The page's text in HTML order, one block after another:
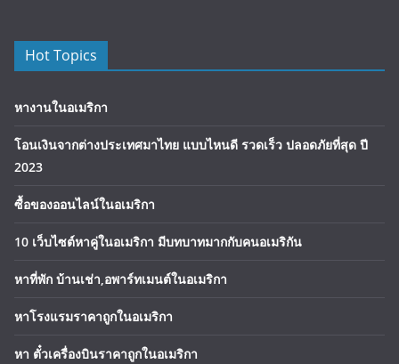
Hot Topics
หางานในอเมริกา
โอนเงินจากต่างประเทศมาไทย แบบไหนดี รวดเร็ว ปลอดภัยที่สุด ปี
2023
ซื้อของออนไลน์ในอเมริกา
10 เว็บไซต์หาคู่ในอเมริกา มีบทบาทมากกับคนอเมริกัน
หาที่พัก บ้านเช่า,อพาร์ทเมนต์ในอเมริกา
หาโรงแรมราคาถูกในอเมริกา
หา ตั๋วเครื่องบินราคาถูกในอเมริกา